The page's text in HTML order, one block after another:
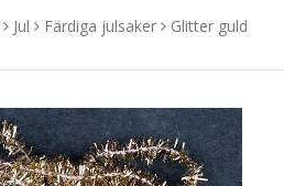
Jul Färdiga julsaker Glitter guld